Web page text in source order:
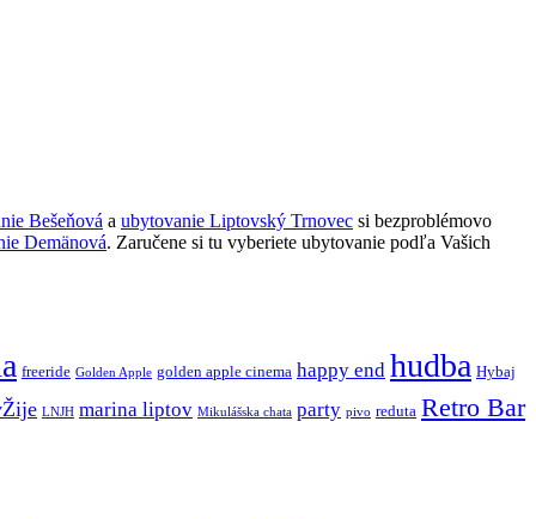
Bešeňová a ubytovanie Liptovský Trnovec si bezproblémovo
Demänová. Zaručene si tu vyberiete ubytovanie podľa Vašich
freeride Golden Apple golden apple cinema happy end hudba Hybaj
LNJH marina liptov Mikulášska chata party pivo reduta Retro Bar